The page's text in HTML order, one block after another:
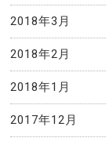
2018年3月
2018年2月
2018年1月
2017年12月